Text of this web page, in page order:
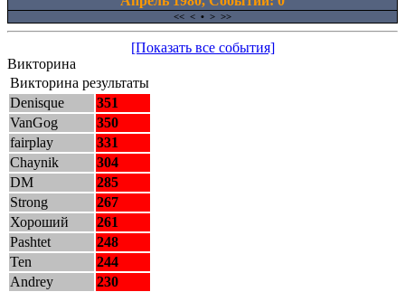
<< < • > >>
[Показать все события]
Викторина
Викторина результаты
Denisque
351
VanGog
350
fairplay
331
Chaynik
304
DM
285
Strong
267
Хороший
261
Pashtet
248
Ten
244
Andrey
230